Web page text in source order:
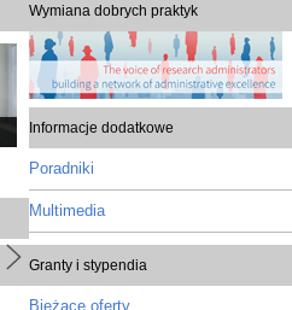
Wymiana dobrych praktyk
Informacje dodatkowe
Poradniki
Multimedia
Granty i stypendia
Bieżące oferty